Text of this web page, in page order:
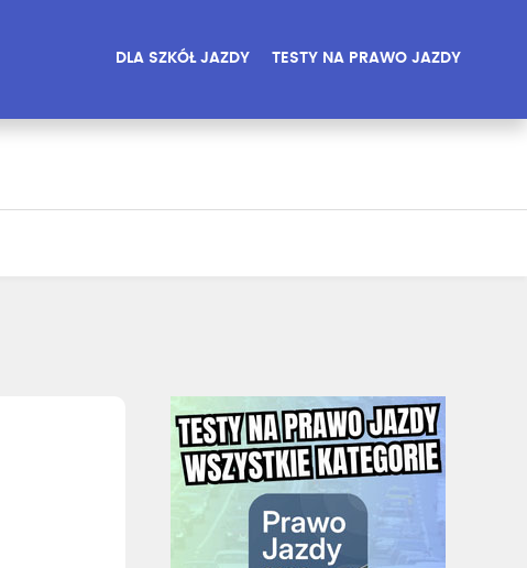
DLA SZKÓŁ JAZDY TESTY NA PRAWO JAZDY